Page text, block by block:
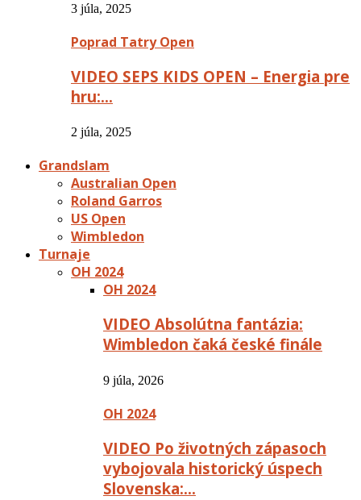
3 júla, 2025
Poprad Tatry Open
VIDEO SEPS KIDS OPEN – Energia pre
hru:…
2 júla, 2025
Grandslam
Australian Open
Roland Garros
US Open
Wimbledon
Turnaje
OH 2024
OH 2024
VIDEO Absolútna fantázia:
Wimbledon čaká české finále
9 júla, 2026
OH 2024
VIDEO Po životných zápasoch
vybojovala historický úspech
Slovenska:…